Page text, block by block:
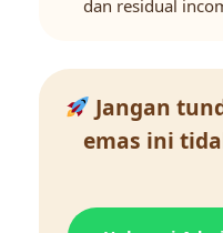
dan residual
Jangan
emas ini